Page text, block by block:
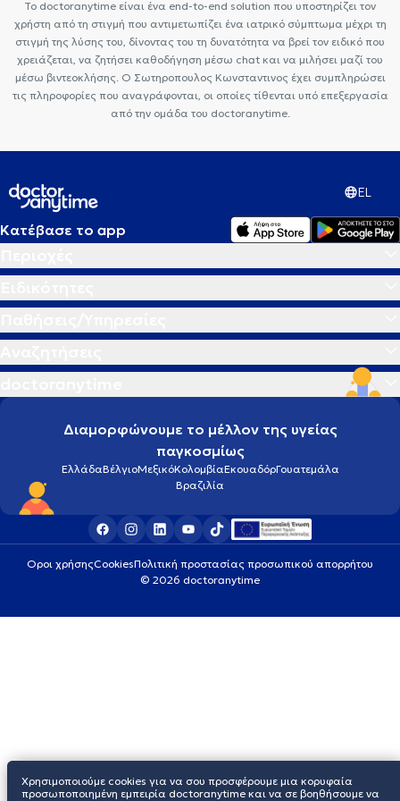
Το doctoranytime είναι ένα end-to-end solution που υποστηρίζει τον
χρήστη από τη στιγμή που αντιμετωπίζει ένα ιατρικό σύμπτωμα μέχρι τη
στιγμή της λύσης του, δίνοντας του τη δυνατότητα να βρεί τον ειδικό που
χρειάζεται, να ζητήσει καθοδήγηση μέσω chat και να μιλήσει μαζί του
μέσω βιντεοκλήσης. Ο Σωτηροπουλος Κωνσταντινος έχει συμπληρώσει
τις πληροφορίες που αναγράφονται, οι οποίες τίθενται υπό επεξεργασία
από την ομάδα του doctoranytime.
EL
Κατέβασε το app
Διαμορφώνουμε το μέλλον της υγείας
παγκοσμίως
ΕλλάδαΒέλγιοΜεξικόΚολομβίαΕκουαδόρΓουατεμάλα
Βραζιλία
Οροι χρήσηςCookiesΠολιτική προστασίας προσωπικού απορρήτου
© 2026 doctoranytime
Χρησιμοποιούμε cookies για να σου προσφέρουμε μια κορυφαία
προσωποποιημένη εμπειρία doctoranytime και να σε βοηθήσουμε να